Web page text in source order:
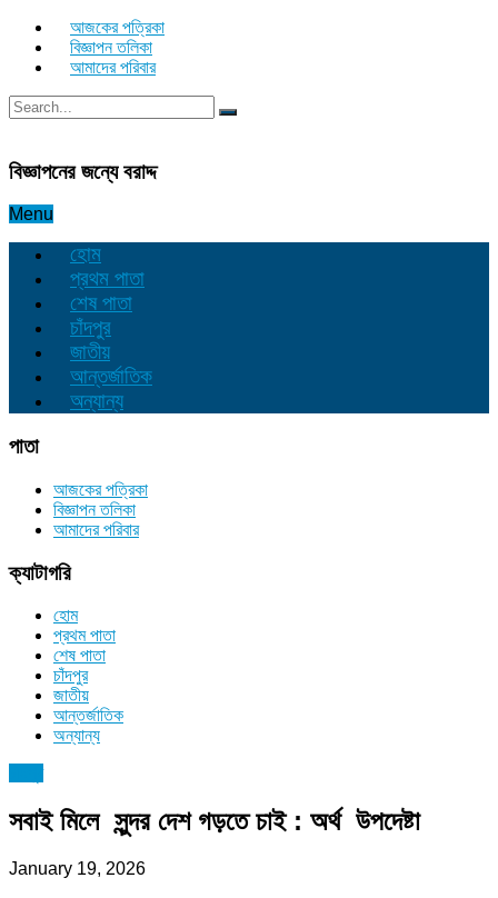
আজকের পত্রিকা
বিজ্ঞাপন তলিকা
আমাদের পরিবার
বিজ্ঞাপনের জন্যে বরাদ্দ
Menu
হোম
প্রথম পাতা
শেষ পাতা
চাঁদপুর
জাতীয়
আন্তর্জাতিক
অন্যান্য
পাতা
আজকের পত্রিকা
বিজ্ঞাপন তলিকা
আমাদের পরিবার
ক্যাটাগরি
হোম
প্রথম পাতা
শেষ পাতা
চাঁদপুর
জাতীয়
আন্তর্জাতিক
অন্যান্য
সবাই মিলে সুন্দর দেশ গড়তে চাই : অর্থ উপদেষ্টা
January 19, 2026